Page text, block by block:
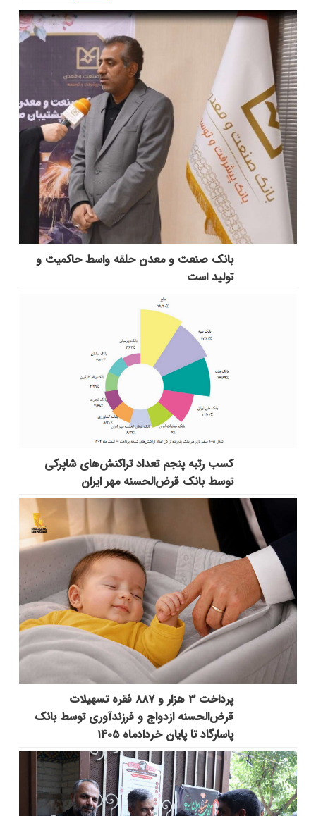
بانك صنعت و معدن حلقه واسط حاكمیت و
تولید است
کسب رتبه پنجم تعداد تراکنش‌های شاپرکی
توسط بانک قرض‌الحسنه مهر ایران
پرداخت ۳ هزار و ۸۸۷ فقره تسهیلات
قرض‌الحسنه ازدواج و فرزندآوری توسط بانک
پاسارگاد تا پایان خردادماه ۱۴۰۵